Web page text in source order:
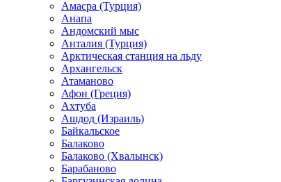
Амасра (Турция)
Анапа
Андомский мыс
Анталия (Турция)
Арктическая станция на льду
Архангельск
Атаманово
Афон (Греция)
Ахтуба
Ашдод (Израиль)
Байкальское
Балаково
Балаково (Хвалынск)
Барабаново